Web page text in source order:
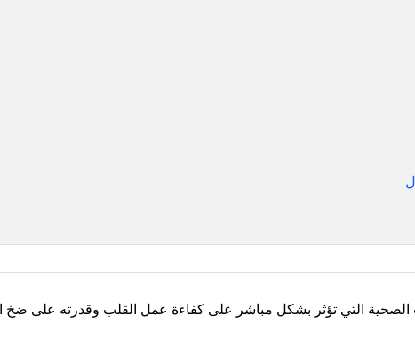
التي تؤثر بشكل مباشر على كفاءة عمل القلب وقدرته على ضخ